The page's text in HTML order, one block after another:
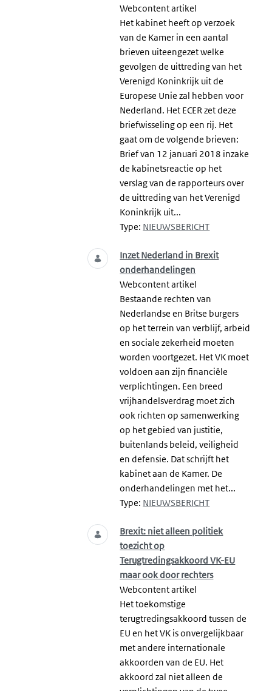
Webcontent artikel
Het kabinet heeft op verzoek
van de Kamer in een aantal
brieven uiteengezet welke
gevolgen de uittreding van het
Verenigd Koninkrijk uit de
Europese Unie zal hebben voor
Nederland. Het ECER zet deze
briefwisseling op een rij. Het
gaat om de volgende brieven:
Brief van 12 januari 2018 inzake
de kabinetsreactie op het
verslag van de rapporteurs over
de uittreding van het Verenigd
Koninkrijk uit...
Type: NIEUWSBERICHT
Inzet Nederland in Brexit
onderhandelingen
Webcontent artikel
Bestaande rechten van
Nederlandse en Britse burgers
op het terrein van verblijf, arbeid
en sociale zekerheid moeten
worden voortgezet. Het VK moet
voldoen aan zijn financiële
verplichtingen. Een breed
vrijhandelsverdrag moet zich
ook richten op samenwerking
op het gebied van justitie,
buitenlands beleid, veiligheid
en defensie. Dat schrijft het
kabinet aan de Kamer. De
onderhandelingen met het...
Type: NIEUWSBERICHT
Brexit: niet alleen politiek
toezicht op
Terugtredingsakkoord VK-EU
maar ook door rechters
Webcontent artikel
Het toekomstige
terugtredingsakkoord tussen de
EU en het VK is onvergelijkbaar
met andere internationale
akkoorden van de EU. Het
akkoord zal niet alleen de